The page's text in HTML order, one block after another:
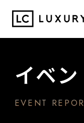
イベ
EVENT